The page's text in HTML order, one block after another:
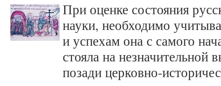
При оценке состояния
науки, необходимо
и успехам она с самого
стояла на незначительной
позади церковно-